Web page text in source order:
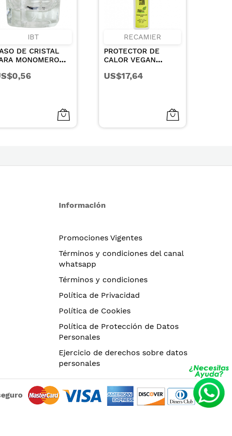
IBT
DE CRISTAL
MONOMERO
RECAMIER
PROTECTOR DE
CALOR VEGAN
COLLAGEN
US$17,64
Información
Promociones Vigentes
Términos y condiciones del canal
whatsapp
Términos y condiciones
Política de Privacidad
Política de Cookies
Política de Protección de Datos
Personales
Ejercicio de derechos sobre datos
personales